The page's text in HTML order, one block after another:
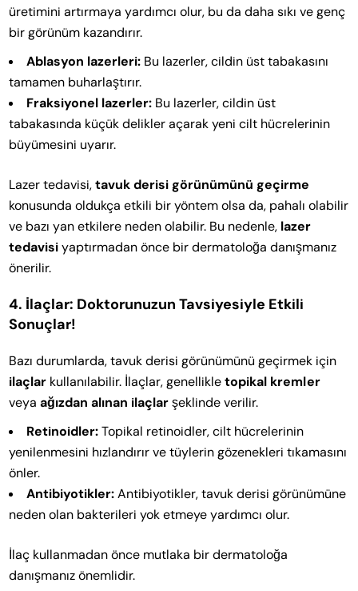
üretimini artırmaya yardımcı olur, bu da daha sıkı ve genç
bir görünüm kazandırır.
Ablasyon lazerleri: Bu lazerler, cildin üst tabakasını
tamamen buharlaştırır.
Fraksiyonel lazerler: Bu lazerler, cildin üst
tabakasında küçük delikler açarak yeni cilt hücrelerinin
büyümesini uyarır.
Lazer tedavisi,tavuk derisi görünümünü geçirme
konusunda oldukça etkili bir yöntem olsa da, pahalı olabilir
ve bazı yan etkilere neden olabilir. Bu nedenle, lazer
tedavisiyaptırmadan önce bir dermatoloğa danışmanız
önerilir.
4. İlaçlar: Doktorunuzun Tavsiyesiyle Etkili
Sonuçlar!
Bazı durumlarda, tavuk derisi görünümünü geçirmek için
ilaçlar kullanılabilir. İlaçlar, genellikletopikal kremler
veyaağızdan alınan ilaçlarşeklinde verilir.
Retinoidler:Topikal retinoidler, cilt hücrelerinin
yenilenmesini hızlandırır ve tüylerin gözenekleri tıkamasını
önler.
Antibiyotikler:Antibiyotikler, tavuk derisi görünümüne
neden olan bakterileri yok etmeye yardımcı olur.
İlaç kullanmadan önce mutlaka bir dermatoloğa
danışmanız önemlidir.